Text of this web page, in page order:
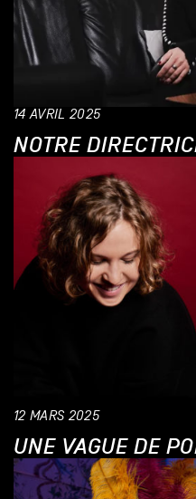
14 AVRIL 2025
NOTRE
12 MARS 2025
UNE VAGUE DE